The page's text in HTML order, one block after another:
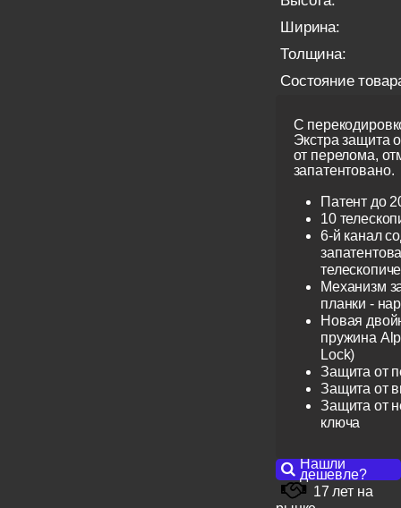
Ширина:
Толщина:
Состояние
С
Экстра защита
от перелома,
запатентовано.
Патент до
10
6-й канал
Механизм
планки -
Новая
пружина
Lock)
Защита от
Защита от
Защита от
ключа
Нашли
дешевле?
17 лет на